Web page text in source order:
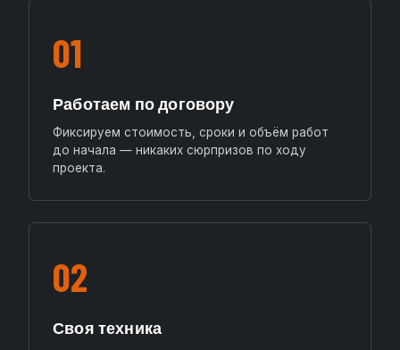
01
Работаем по договору
Фиксируем стоимость, сроки и объём работ
до начала — никаких сюрпризов по ходу
проекта.
02
Своя техника